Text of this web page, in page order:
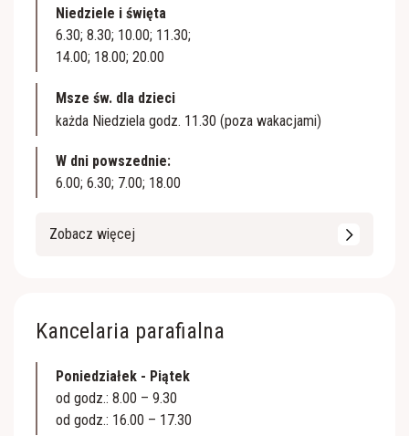
Niedziele i święta
6.30; 8.30; 10.00; 11.30;
14.00; 18.00; 20.00
Msze św. dla dzieci
każda Niedziela godz. 11.30 (poza wakacjami)
W dni powszednie:
6.00; 6.30; 7.00; 18.00
Zobacz więcej
Kancelaria parafialna
Poniedziałek - Piątek
od godz.: 8.00 – 9.30
od godz.: 16.00 – 17.30